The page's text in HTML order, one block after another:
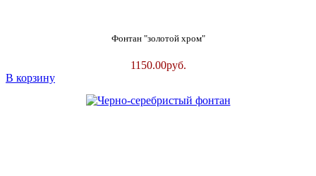
Фонтан "золотой хром"
1150.00руб.
В корзину